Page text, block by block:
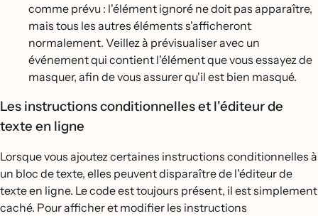
comme prévu : l'élément ignoré ne doit pas apparaître,
mais tous les autres éléments s'afficheront
normalement. Veillez à prévisualiser avec un
événement qui contient l'élément que vous essayez de
masquer, afin de vous assurer qu'il est bien masqué.
Les instructions conditionnelles et l'éditeur de
texte en ligne
Lorsque vous ajoutez certaines instructions conditionnelles à
un bloc de texte, elles peuvent disparaître de l'éditeur de
texte en ligne. Le code est toujours présent, il est simplement
caché. Pour afficher et modifier les instructions